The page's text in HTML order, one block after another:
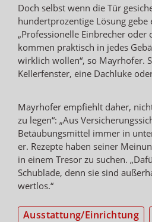
Doch selbst wenn die Tür
hundertprozentige Lösung gebe
„Professionelle Einbrecher oder
kommen praktisch in jedes
wirklich wollen“, so Mayrhofer.
Kellerfenster, eine Dachluke
Mayrhofer empfiehlt daher,
zu legen“: „Aus
Betäubungsmittel immer in
er. Rezepte haben seiner
in einem Tresor zu suchen.
Schublade, denn sie sind
wertlos.“
Ausstattung/Einrichtung